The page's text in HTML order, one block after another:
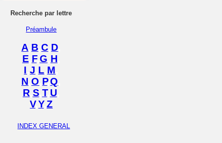
Recherche par lettre
Préambule
A B ,C D
E, F,G H
I ,J L M
N ,O P,Q
R, S, T, U,
V,Y,Z
INDEX GENERAL